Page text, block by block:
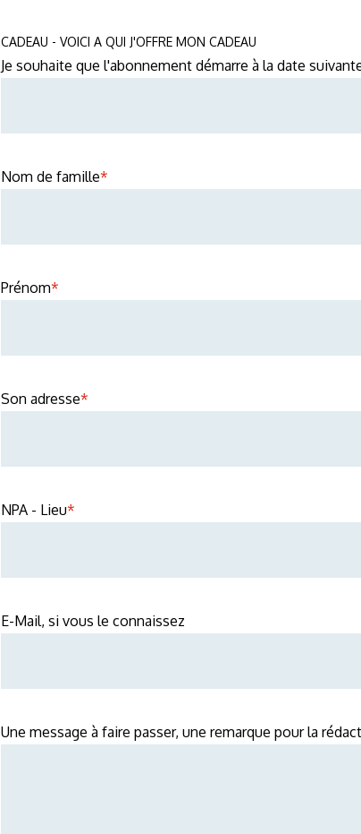
CADEAU - VOICI A QUI J'OFFRE MON CADEAU
Je souhaite que l'abonnement démarre à la date
Nom de famille*
Prénom*
Son adresse*
NPA - Lieu*
E-Mail, si vous le connaissez
Une message à faire passer, une remarque pour la